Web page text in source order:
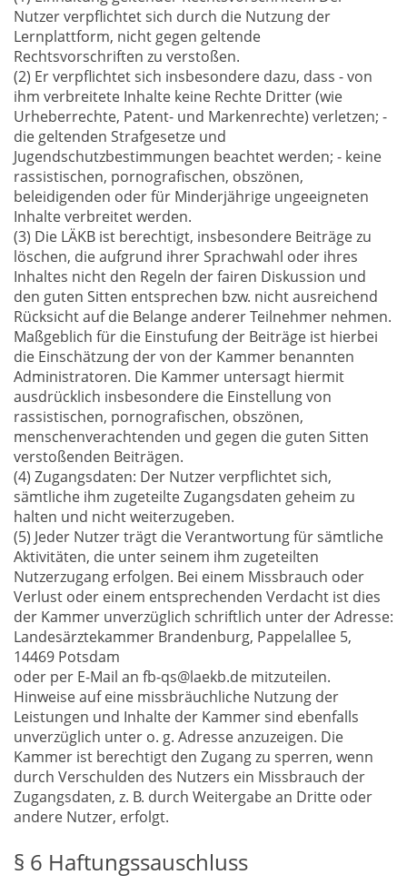
Nutzer verpflichtet sich durch die Nutzung der
Lernplattform, nicht gegen geltende
Rechtsvorschriften zu verstoßen.
(2) Er verpflichtet sich insbesondere dazu, dass - von
ihm verbreitete Inhalte keine Rechte Dritter (wie
Urheberrechte, Patent- und Markenrechte) verletzen; -
die geltenden Strafgesetze und
Jugendschutzbestimmungen beachtet werden; - keine
rassistischen, pornografischen, obszönen,
beleidigenden oder für Minderjährige ungeeigneten
Inhalte verbreitet werden.
(3) Die LÄKB ist berechtigt, insbesondere Beiträge zu
löschen, die aufgrund ihrer Sprachwahl oder ihres
Inhaltes nicht den Regeln der fairen Diskussion und
den guten Sitten entsprechen bzw. nicht ausreichend
Rücksicht auf die Belange anderer Teilnehmer nehmen.
Maßgeblich für die Einstufung der Beiträge ist hierbei
die Einschätzung der von der Kammer benannten
Administratoren. Die Kammer untersagt hiermit
ausdrücklich insbesondere die Einstellung von
rassistischen, pornografischen, obszönen,
menschenverachtenden und gegen die guten Sitten
verstoßenden Beiträgen.
(4) Zugangsdaten: Der Nutzer verpflichtet sich,
sämtliche ihm zugeteilte Zugangsdaten geheim zu
halten und nicht weiterzugeben.
(5) Jeder Nutzer trägt die Verantwortung für sämtliche
Aktivitäten, die unter seinem ihm zugeteilten
Nutzerzugang erfolgen. Bei einem Missbrauch oder
Verlust oder einem entsprechenden Verdacht ist dies
der Kammer unverzüglich schriftlich unter der Adresse:
Landesärztekammer Brandenburg, Pappelallee 5,
14469 Potsdam
oder per E-Mail an fb-qs@laekb.de mitzuteilen.
Hinweise auf eine missbräuchliche Nutzung der
Leistungen und Inhalte der Kammer sind ebenfalls
unverzüglich unter o. g. Adresse anzuzeigen. Die
Kammer ist berechtigt den Zugang zu sperren, wenn
durch Verschulden des Nutzers ein Missbrauch der
Zugangsdaten, z. B. durch Weitergabe an Dritte oder
andere Nutzer, erfolgt.
§ 6 Haftungssauschluss